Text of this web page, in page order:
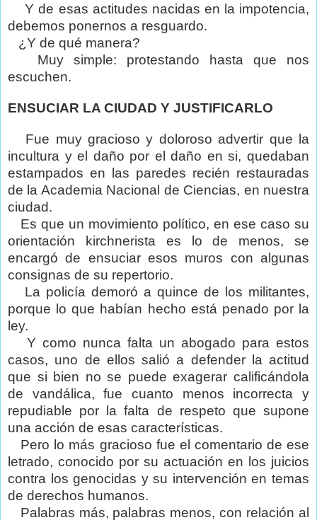
Y de esas actitudes nacidas en la impotencia,
debemos ponernos a resguardo.
¿Y de qué manera?
Muy simple: protestando hasta que nos
escuchen.
ENSUCIAR LA CIUDAD Y JUSTIFICARLO
Fue muy gracioso y doloroso advertir que la
incultura y el daño por el daño en si, quedaban
estampados en las paredes recién restauradas
de la Academia Nacional de Ciencias, en nuestra
ciudad.
Es que un movimiento político, en ese caso su
orientación kirchnerista es lo de menos, se
encargó de ensuciar esos muros con algunas
consignas de su repertorio.
La policía demoró a quince de los militantes,
porque lo que habían hecho está penado por la
ley.
Y como nunca falta un abogado para estos
casos, uno de ellos salió a defender la actitud
que si bien no se puede exagerar calificándola
de vandálica, fue cuanto menos incorrecta y
repudiable por la falta de respeto que supone
una acción de esas características.
Pero lo más gracioso fue el comentario de ese
letrado, conocido por su actuación en los juicios
contra los genocidas y su intervención en temas
de derechos humanos.
Palabras más, palabras menos, con relación al